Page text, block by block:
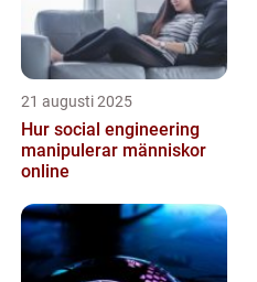
21 augusti 2025
Hur social engineering
manipulerar människor
online